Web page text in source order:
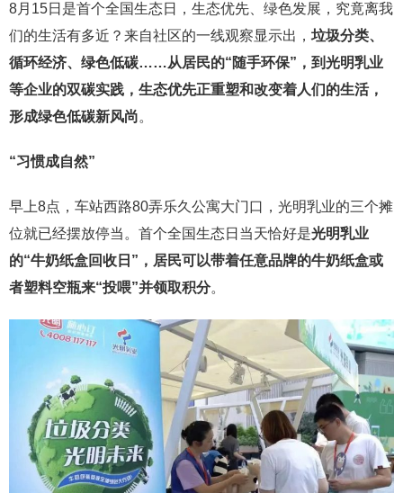
8月15日是首个全国生态日，生态优先、绿色发展，究竟离我
们的生活有多近？来自社区的一线观察显示出， 垃圾分类、
循环经济、绿色低碳……从居民的“随手环保”，到光明乳业
等企业的双碳实践，生态优先正重塑和改变着人们的生活，
形成绿色低碳新风尚。
“习惯成自然”
早上8点，车站西路80弄乐久公寓大门口，光明乳业的三个摊
位就已经摆放停当。首个全国生态日当天恰好是光明乳业
的“牛奶纸盒回收日”，居民可以带着任意品牌的牛奶纸盒或
者塑料空瓶来“投喂”并领取积分。